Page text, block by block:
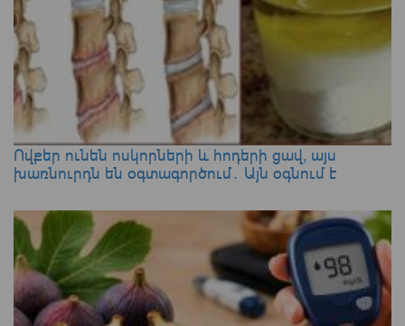
Ովքեր ունեն ոսկորների և հոդերի ցավ, այս
խառնուրդն են օգտագործում․ Այն օգնում է